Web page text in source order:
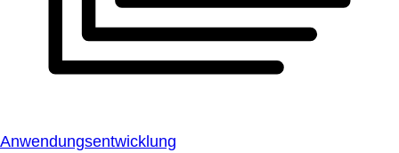
Anwendungsentwicklung